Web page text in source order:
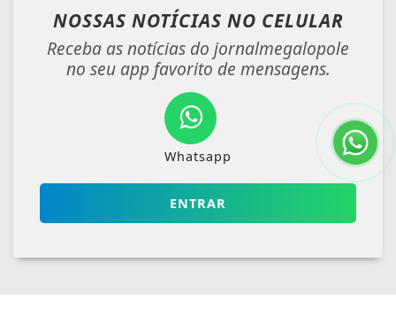
NOSSAS NOTÍCIAS NO CELULAR
Receba as notícias do jornalmegalopole
no seu app favorito de mensagens.
Whatsapp
ENTRAR